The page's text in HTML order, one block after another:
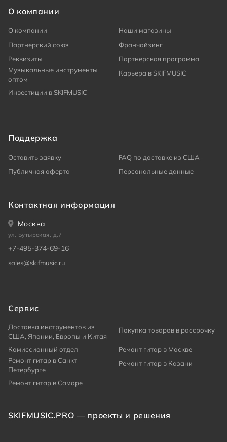
О компании
О компании
Наши магазины
Партнерский союз
Франчайзинг
Реквизиты
Партнерская программа
Музыкальные инструменты
оптом
Карьера в SKIFMUSIC
Инвестиции в SKIFMUSIC
Поддержка
Оставить заявку
FAQ по доставке из США
Публичная оферта
Персональные данные
Контактная информация
Москва
ул. Бутырская, д.7
+7-495-374-69-16
sales@skifmusic.ru
Сервис
Доставка инструментов из
США, Японии, Европы и Китая
Покупка товаров в рассрочку
Комиссионный отдел
Ремонт гитар в Москве
Ремонт гитар в Санкт-
Петербурге
Ремонт гитар в Казани
Ремонт гитар в Самаре
SKIFMUSIC.PRO — проекты и решения